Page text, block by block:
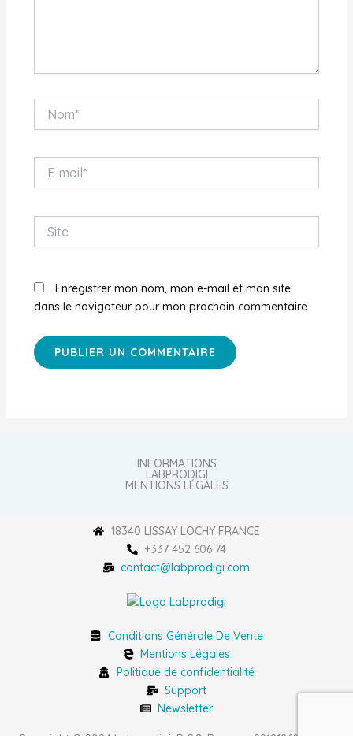
mail*
Enregistrer mon nom, mon e-mail et mon site
dans le navigateur pour mon prochain commentaire.
INFORMATIONS
LABPRODIGI
MENTIONS LÉGALES
18340 LISSAY LOCHY FRANCE
+337 452 606 74
contact@labprodigi.com
Conditions Générale De Vente
Mentions Légales
Politique de confidentialité
Support
Newsletter